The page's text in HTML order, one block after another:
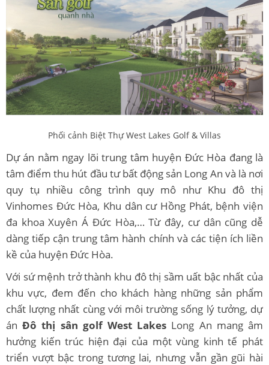
Phối cảnh Biệt Thự West Lakes Golf & Villas
Dự án nằm ngay lõi trung tâm huyện Đức Hòa đang là
tâm điểm thu hút đầu tư bất động sản Long An và là nơi
quy tụ nhiều công trình quy mô như Khu đô thị
Vinhomes Đức Hòa, Khu dân cư Hồng Phát, bệnh viện
đa khoa Xuyên Á Đức Hòa,… Từ đây, cư dân cũng dễ
dàng tiếp cận trung tâm hành chính và các tiện ích liền
kề của huyện Đức Hòa.
Với sứ mệnh trở thành khu đô thị sầm uất bậc nhất của
khu vực, đem đến cho khách hàng những sản phẩm
chất lượng nhất cùng với môi trường sống lý tưởng, dự
ánĐô thị sân golf West Lakes Long An mang âm
hưởng kiến trúc hiện đại của một vùng kinh tế phát
triển vượt bậc trong tương lai, nhưng vẫn gần gũi hài